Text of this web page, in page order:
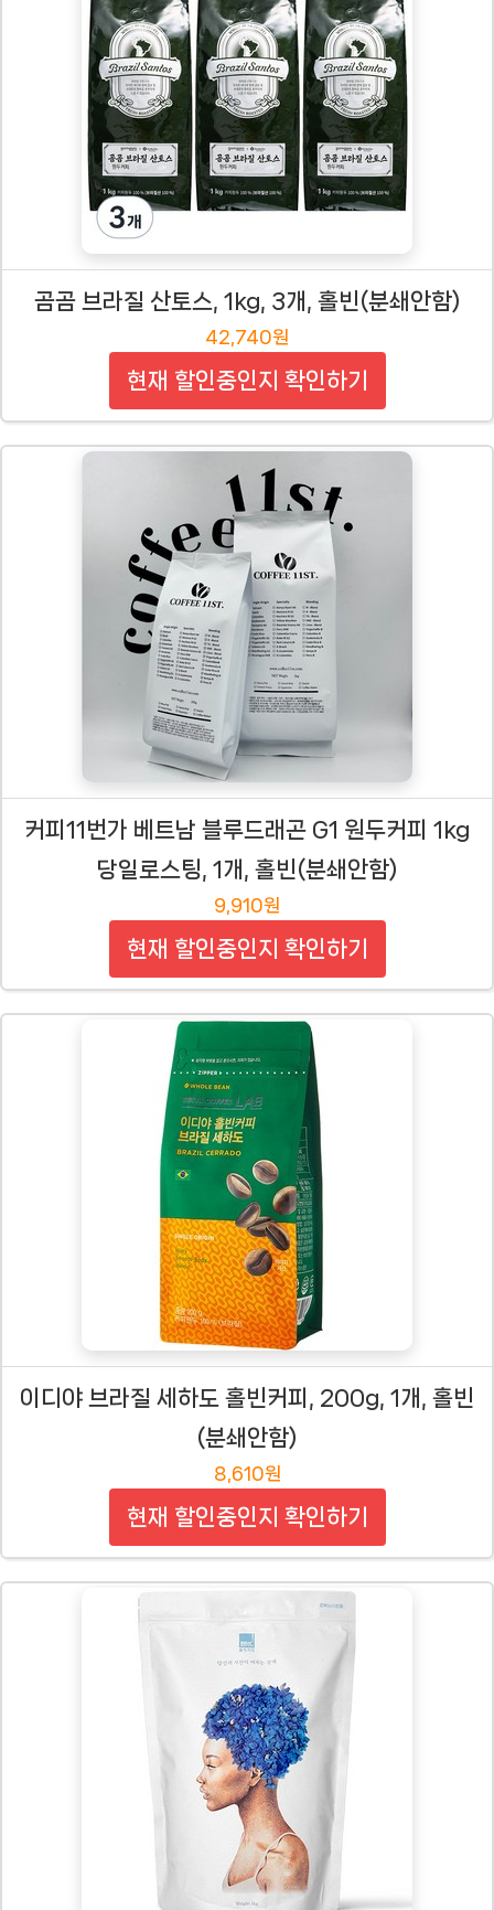
곰곰 브라질 산토스, 1kg, 3개, 홀빈(분쇄안함)
42,740원
현재 할인중인지 확인하기
커피11번가 베트남 블루드래곤 G1 원두커피 1kg
당일로스팅, 1개, 홀빈(분쇄안함)
9,910원
현재 할인중인지 확인하기
이디야 브라질 세하도 홀빈커피, 200g, 1개, 홀빈
(분쇄안함)
8,610원
현재 할인중인지 확인하기